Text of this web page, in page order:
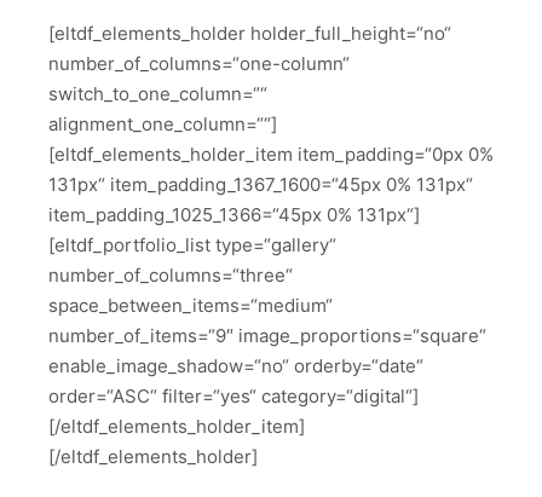
[eltdf_elements_holder holder_full_height=“no“
number_of_columns=“one-column“
switch_to_one_column=““
alignment_one_column=““]
[eltdf_elements_holder_item item_padding=“0px 0%
131px“ item_padding_1367_1600=“45px 0% 131px“
item_padding_1025_1366=“45px 0% 131px“]
[eltdf_portfolio_list type=“gallery“
number_of_columns=“three“
space_between_items=“medium“
number_of_items=“9″ image_proportions=“square“
enable_image_shadow=“no“ orderby=“date“
order=“ASC“ filter=“yes“ category=“digital“]
[/eltdf_elements_holder_item]
[/eltdf_elements_holder]